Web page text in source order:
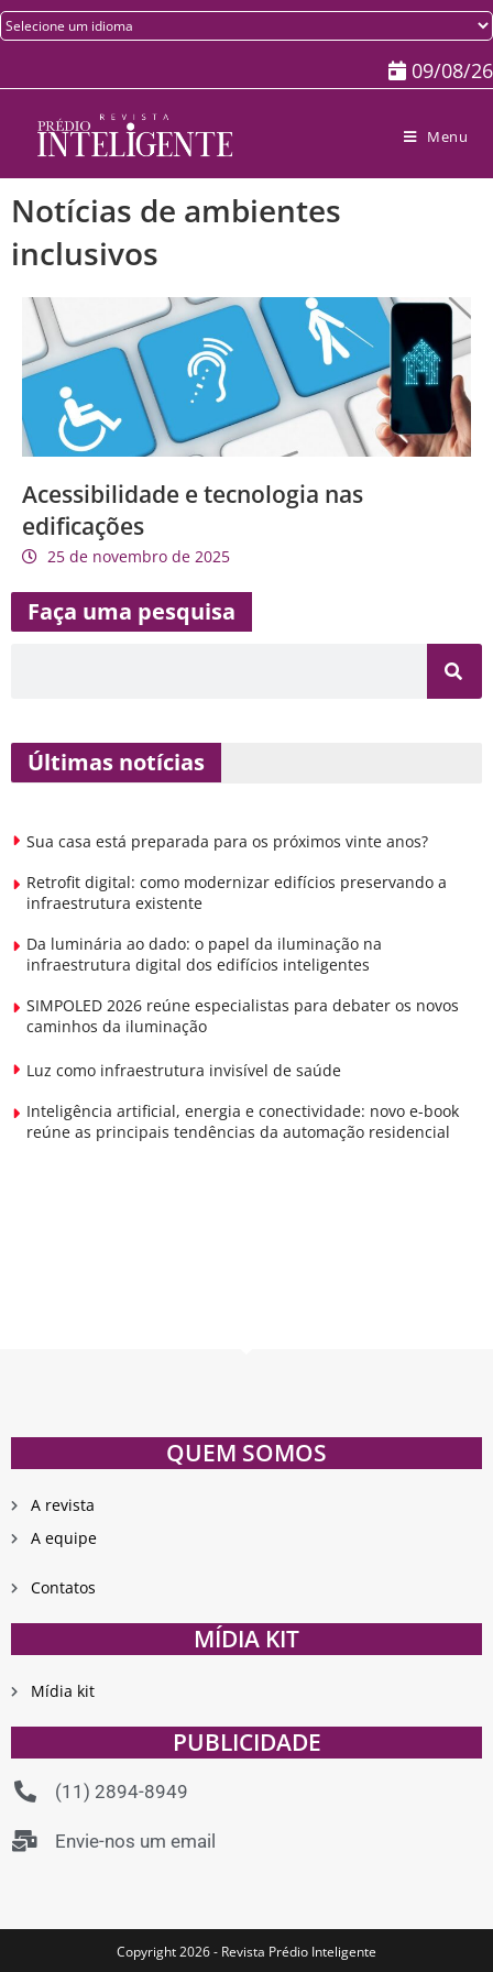
09/08/26
Menu
Notícias de ambientes
inclusivos
Acessibilidade e tecnologia nas
edificações
25 de novembro de 2025
Faça uma pesquisa
Últimas notícias
Sua casa está preparada para os próximos vinte anos?
Retrofit digital: como modernizar edifícios preservando a
infraestrutura existente
Da luminária ao dado: o papel da iluminação na
infraestrutura digital dos edifícios inteligentes
SIMPOLED 2026 reúne especialistas para debater os novos
caminhos da iluminação
Luz como infraestrutura invisível de saúde
Inteligência artificial, energia e conectividade: novo e-book
reúne as principais tendências da automação residencial
QUEM SOMOS
A revista
A equipe
Contatos
MÍDIA KIT
Mídia kit
PUBLICIDADE
(11) 2894-8949
Envie-nos um email
Copyright 2026 - Revista Prédio Inteligente